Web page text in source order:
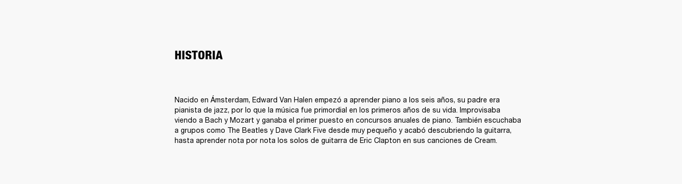
HISTORIA
Nacido en Ámsterdam, Edward Van Halen empezó a aprender piano a los seis años, su padre era
pianista de jazz, por lo que la música fue primordial en los primeros años de su vida. Improvisaba
viendo a Bach y Mozart y ganaba el primer puesto en concursos anuales de piano. También escuchaba
a grupos como The Beatles y Dave Clark Five desde muy pequeño y acabó descubriendo la guitarra,
hasta aprender nota por nota los solos de guitarra de Eric Clapton en sus canciones de Cream.